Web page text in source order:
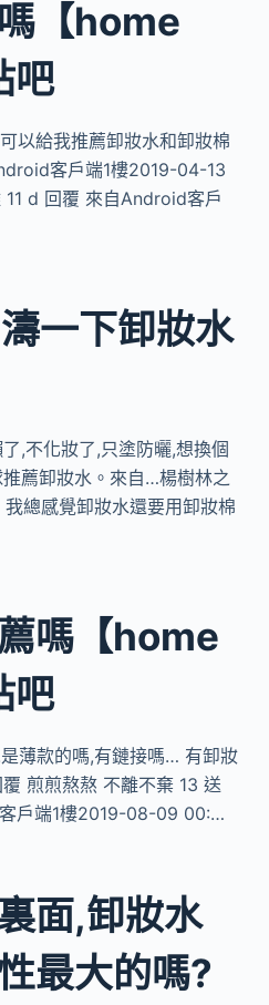
【home
吧
以給我推薦卸妝水和卸妝棉
客戶端1樓2019-04-13
d 回覆 來自Android客戶
一下卸妝水
,不化妝了,只塗防曬,想換個
薦卸妝水。來自…楊樹林之
總感覺卸妝水還要用卸妝棉
嗎【home
吧
薄款的嗎,有鏈接嗎… 有卸妝
煎煎熬熬 不離不棄 13 送
戶端1樓2019-08-09 00:…
面,卸妝水
最大的嗎?